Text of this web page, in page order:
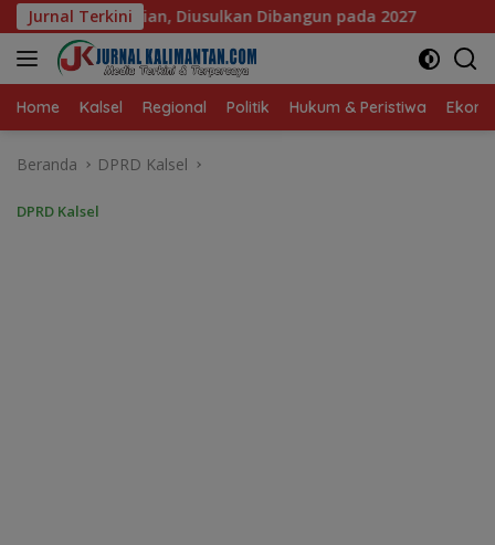
Langsung
ke
konten
Jurnal Terkini
Dibangun pada 2027 DPRD Banjarmasin Dorong
Home Kalsel Regional Politik Hukum & Peristiwa
Beranda DPRD Kalsel
DPRD Kalsel